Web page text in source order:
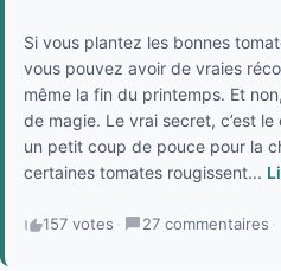
Si vous plantez les bonnes
vous pouvez avoir de vraies
même la fin du printemps. Et
de magie. Le vrai secret, c’est
un petit coup de pouce pour la
certaines tomates rougissent...
157 votes · 27 commentaires ·